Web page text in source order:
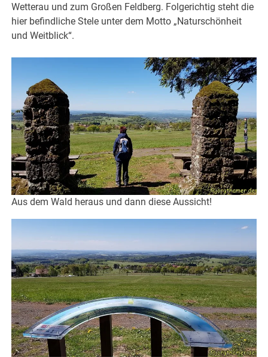
Wetterau und zum Großen Feldberg. Folgerichtig steht die
hier befindliche Stele unter dem Motto „Naturschönheit
und Weitblick“.
Aus dem Wald heraus und dann diese Aussicht!